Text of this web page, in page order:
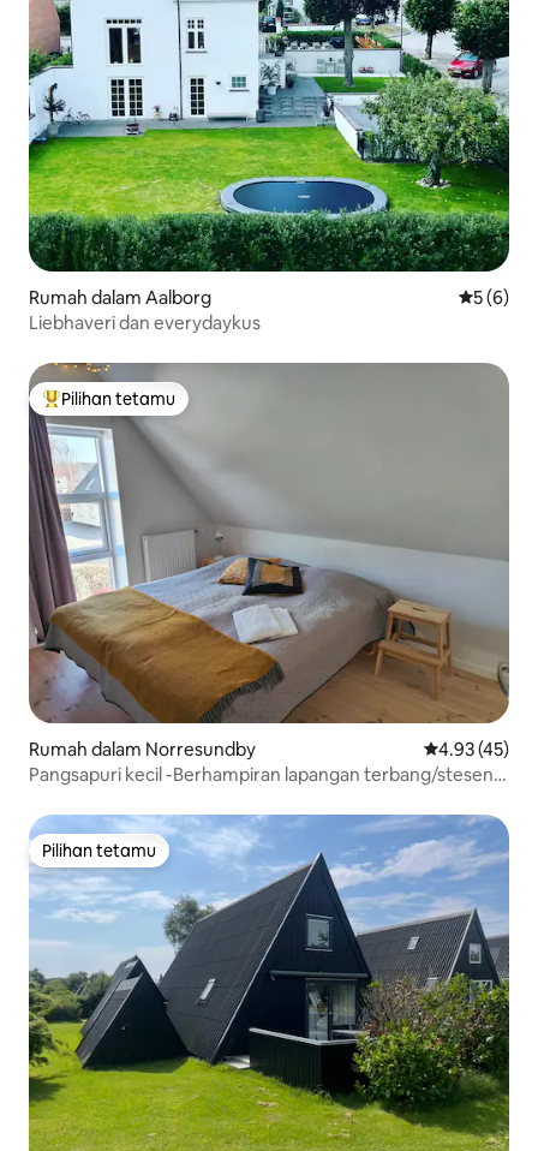
Rumah dalam Aalborg
5 (6)
Liebhaveri dan everydaykus
Pilihan utama tetamu
Pilihan tetamu
Rumah dalam Norresundby Penarafan
4.93 (45)
Pangsapuri kecil -Berhampiran lapangan terbang/stesen-
Pilihan tetamu
Pilihan tetamu